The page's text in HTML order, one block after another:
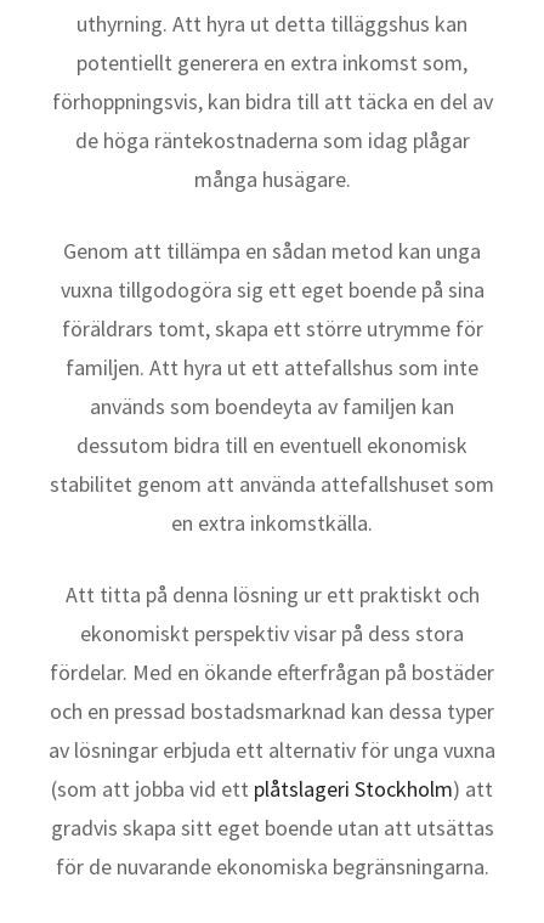
uthyrning. Att hyra ut detta tilläggshus kan
potentiellt generera en extra inkomst som,
förhoppningsvis, kan bidra till att täcka en del av
de höga räntekostnaderna som idag plågar
många husägare.
Genom att tillämpa en sådan metod kan unga
vuxna tillgodogöra sig ett eget boende på sina
föräldrars tomt, skapa ett större utrymme för
familjen. Att hyra ut ett attefallshus som inte
används som boendeyta av familjen kan
dessutom bidra till en eventuell ekonomisk
stabilitet genom att använda attefallshuset som
en extra inkomstkälla.
Att titta på denna lösning ur ett praktiskt och
ekonomiskt perspektiv visar på dess stora
fördelar. Med en ökande efterfrågan på bostäder
och en pressad bostadsmarknad kan dessa typer
av lösningar erbjuda ett alternativ för unga vuxna
(som att jobba vid ett plåtslageri Stockholm) att
gradvis skapa sitt eget boende utan att utsättas
för de nuvarande ekonomiska begränsningarna.